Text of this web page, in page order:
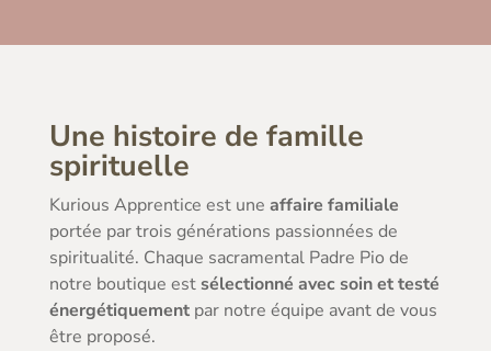
Une histoire de famille
spirituelle
Kurious Apprentice est une affaire familiale
portée par trois générations passionnées de
spiritualité. Chaque sacramental Padre Pio de
notre boutique est sélectionné avec soin et testé
énergétiquementpar notre équipe avant de vous
être proposé.